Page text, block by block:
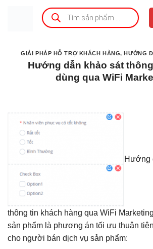
Tìm
kiếm
sản
phẩm
GIẢI PHÁP HỖ TRỢ KHÁCH HÀNG,HƯỚNG
Hướng dẫn khảo sát
dùng qua WiFi
Hướng
thông tin khách hàng qua WiFi
sản phẩm là phương án tối ưu thuận
cho người bán dịch vụ sản phẩm: